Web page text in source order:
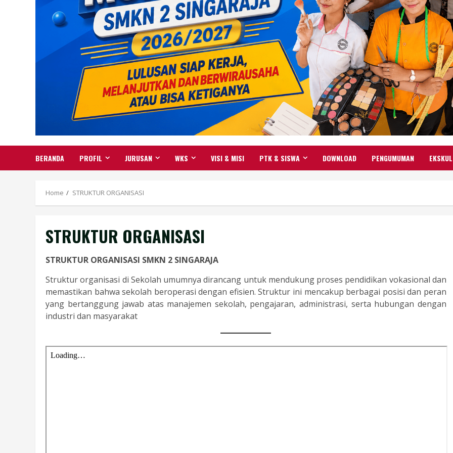
BERANDA PROFIL JURUSAN WKS VISI & MISI PTK & SISWA DOWNLOAD PENGUMUMAN EKSKUL
Home STRUKTUR ORGANISASI
STRUKTUR ORGANISASI
STRUKTUR ORGANISASI SMKN 2 SINGARAJA
Struktur organisasi di Sekolah umumnya dirancang untuk mendukung proses pendidikan vokasional dan
memastikan bahwa sekolah beroperasi dengan efisien. Struktur ini mencakup berbagai posisi dan peran
yang bertanggung jawab atas manajemen sekolah, pengajaran, administrasi, serta hubungan dengan
industri dan masyarakat